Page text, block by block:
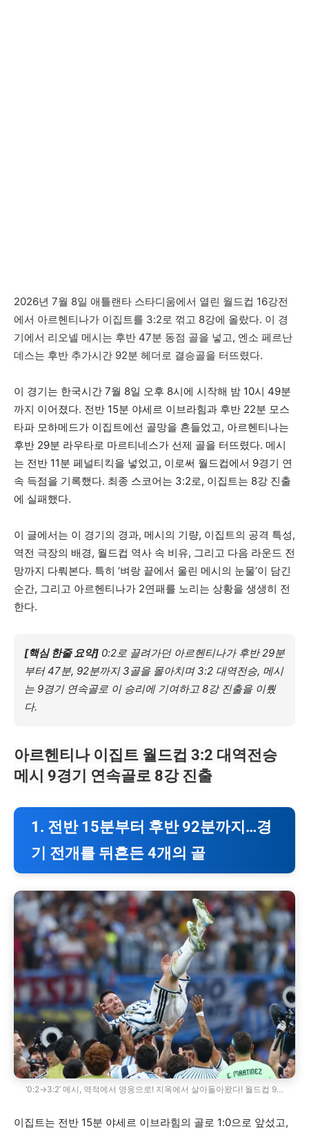
2026년 7월 8일 애틀랜타 스타디움에서 열린 월드컵 16강전
에서 아르헨티나가 이집트를 3:2로 꺾고 8강에 올랐다. 이 경
기에서 리오넬 메시는 후반 47분 동점 골을 넣고, 엔소 페르난
데스는 후반 추가시간 92분 헤더로 결승골을 터뜨렸다.
이 경기는 한국시간 7월 8일 오후 8시에 시작해 밤 10시 49분
까지 이어졌다. 전반 15분 야세르 이브라힘과 후반 22분 모스
타파 모하메드가 이집트에선 골망을 흔들었고, 아르헨티나는
후반 29분 라우타로 마르티네스가 선제 골을 터뜨렸다. 메시
는 전반 11분 페널티킥을 넣었고, 이로써 월드컵에서 9경기 연
속 득점을 기록했다. 최종 스코어는 3:2로, 이집트는 8강 진출
에 실패했다.
이 글에서는 이 경기의 경과, 메시의 기량, 이집트의 공격 특성,
역전 극장의 배경, 월드컵 역사 속 비유, 그리고 다음 라운드 전
망까지 다뤄본다. 특히 ‘벼랑 끝에서 울린 메시의 눈물’이 담긴
순간, 그리고 아르헨티나가 2연패를 노리는 상황을 생생히 전
한다.
[핵심 한줄 요약] 0:2로 끌려가던 아르헨티나가 후반 29분
부터 47분, 92분까지 3골을 몰아치며 3:2 대역전승, 메시
는 9경기 연속골로 이 승리에 기여하고 8강 진출을 이뤘
다.
아르헨티나 이집트 월드컵 3:2 대역전승
메시 9경기 연속골로 8강 진출
1. 전반 15분부터 후반 92분까지…경
기 전개를 뒤흔든 4개의 골
‘0:2→3:2’ 메시, 역적에서 영웅으로! 지옥에서 살아돌아왔다! 월드컵 9…
이집트는 전반 15분 야세르 이브라힘의 골로 1:0으로 앞섰고,